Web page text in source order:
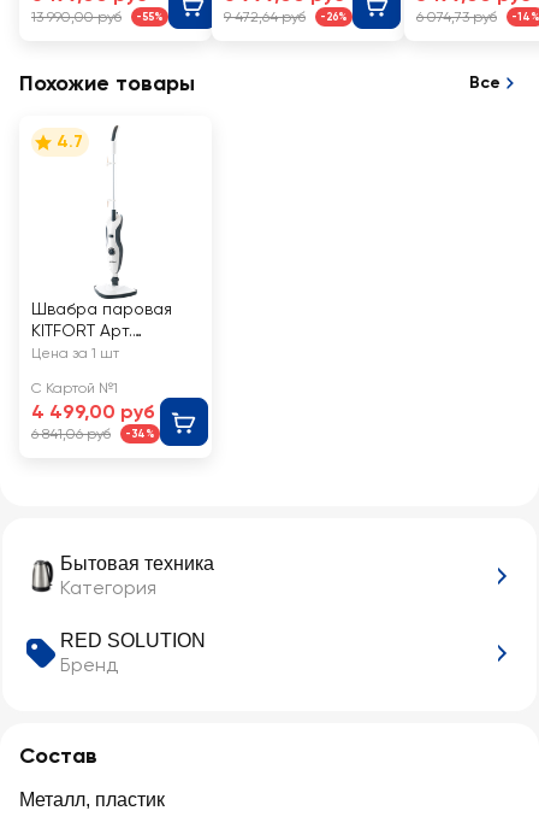
Бытовая техника
Категория
RED SOLUTION
Бренд
Состав
Металл, пластик
13 990,00 руб -55%
Арт. RV-UR371
9 472,64 руб -26% 6 074,73 руб -14%
Похожие товары Все
4.7
Швабра паровая
KITFORT Арт.
КТ-1006
Цена за 1 шт
С Картой №1
4 499,00 руб
6 841,06 руб -34%